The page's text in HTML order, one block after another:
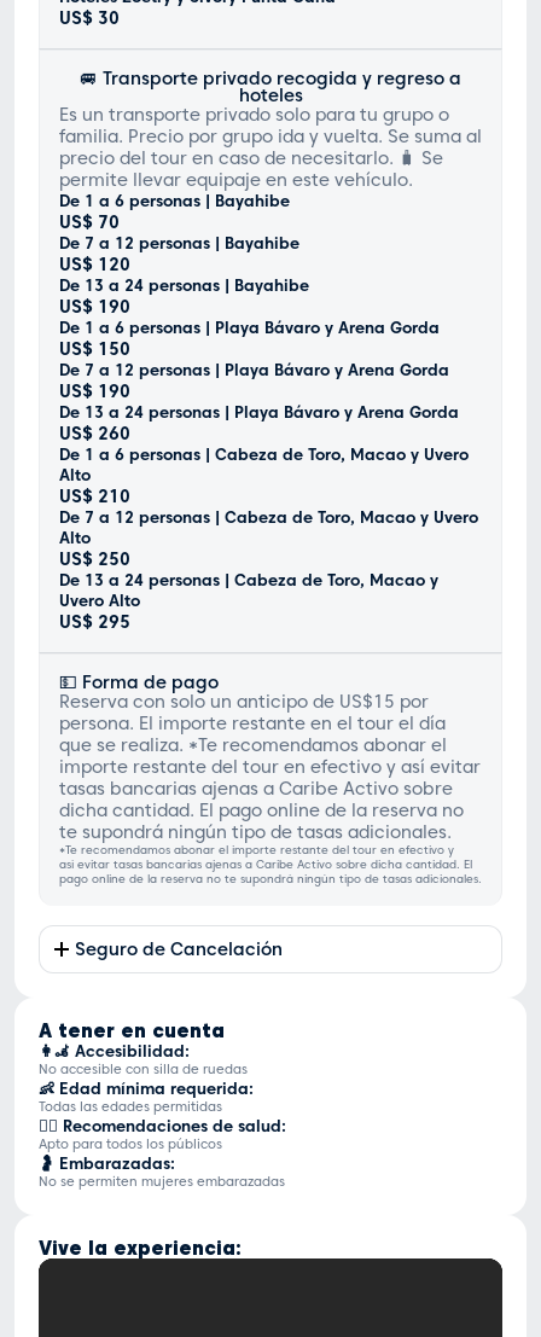
US$ 30
🚐 Transporte privado recogida y regreso a
hoteles
Es un transporte privado solo para tu grupo o
familia. Precio por grupo ida y vuelta. Se suma al
precio del tour en caso de necesitarlo. 🧳 Se
permite llevar equipaje en este vehículo.
De 1 a 6 personas | Bayahibe
US$ 70
De 7 a 12 personas | Bayahibe
US$ 120
De 13 a 24 personas | Bayahibe
US$ 190
De 1 a 6 personas | Playa Bávaro y Arena Gorda
US$ 150
De 7 a 12 personas | Playa Bávaro y Arena Gorda
US$ 190
De 13 a 24 personas | Playa Bávaro y Arena Gorda
US$ 260
De 1 a 6 personas | Cabeza de Toro, Macao y Uvero
Alto
US$ 210
De 7 a 12 personas | Cabeza de Toro, Macao y Uvero
Alto
US$ 250
De 13 a 24 personas | Cabeza de Toro, Macao y
Uvero Alto
US$ 295
‍💵 Forma de pago
Reserva con solo un anticipo de US$15 por
persona. El importe restante en el tour el día
que se realiza. *Te recomendamos abonar el
importe restante del tour en efectivo y así evitar
tasas bancarias ajenas a Caribe Activo sobre
dicha cantidad. El pago online de la reserva no
te supondrá ningún tipo de tasas adicionales.
*Te recomendamos abonar el importe restante del tour en efectivo y
así evitar tasas bancarias ajenas a Caribe Activo sobre dicha cantidad. El
pago online de la reserva no te supondrá ningún tipo de tasas adicionales.
Seguro de Cancelación
A tener en cuenta
👩‍🦼 Accesibilidad:
No accesible con silla de ruedas
👶 Edad mínima requerida:
Todas las edades permitidas
👨‍⚕️ Recomendaciones de salud:
Apto para todos los públicos
🤰 Embarazadas:
No se permiten mujeres embarazadas
Vive la experiencia: